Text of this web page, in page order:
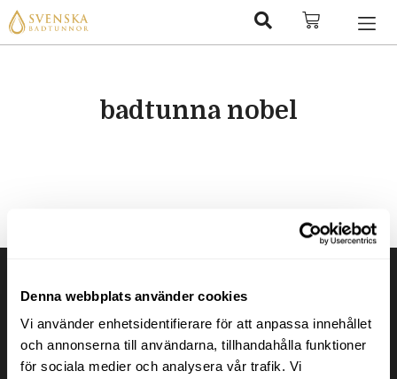
Denna webbplats använder cookies
Vi använder enhetsidentifierare för att anpassa innehållet
och annonserna till användarna, tillhandahålla funktioner
för sociala medier och analysera vår trafik. Vi
badtunna nobel